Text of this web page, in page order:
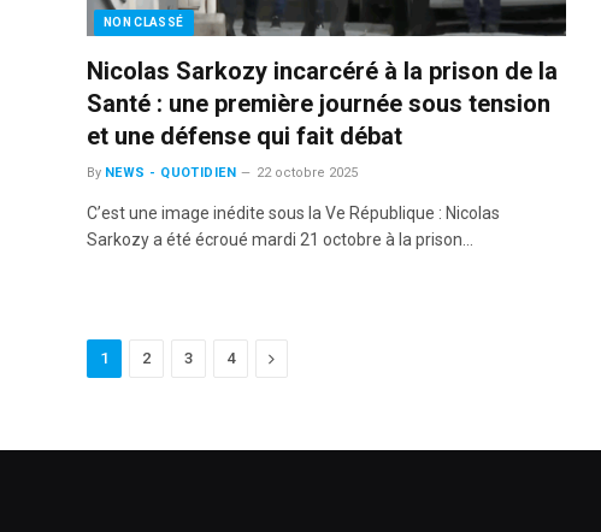
NON CLASSÉ
Nicolas Sarkozy incarcéré à la prison de la
Santé : une première journée sous tension
et une défense qui fait débat
By NEWS - QUOTIDIEN 22 octobre 2025
C’est une image inédite sous la Ve République : Nicolas
Sarkozy a été écroué mardi 21 octobre à la prison…
1 2 3 4 Next